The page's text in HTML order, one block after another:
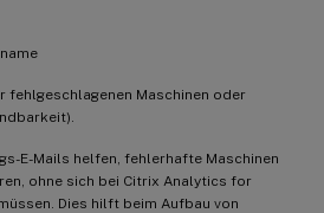
fehlgeschlagenen Maschinen oder
E-Mails helfen, fehlerhafte Maschinen
ohne sich bei Citrix Analytics for
Dies hilft beim Aufbau von